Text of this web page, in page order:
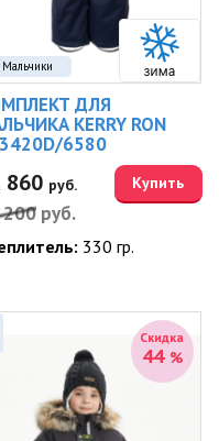
Мальчики
ДЛЯ
KERRY RON
6580
860 руб.
руб.
Купить
330 гр.
Скидка
44 %